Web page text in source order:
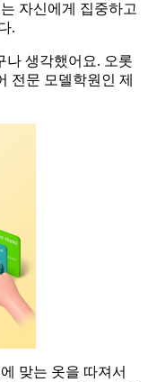
자신에게 집중하고
.
나 생각했어요. 오롯
전문 모델학원인 제
맞는 옷을 따져서